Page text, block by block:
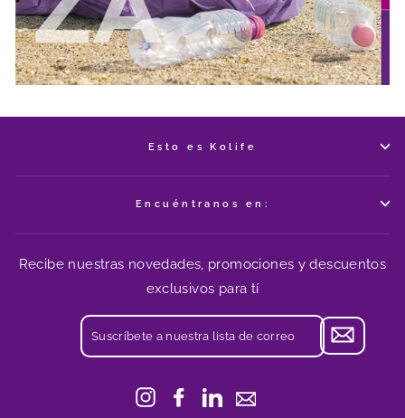
Esto es Kolife
Encuéntranos en:
Recibe nuestras novedades, promociones y descuentos
exclusivos para tí
SUSCRÍBETE
NUESTRA
InstagramFacebook
LinkedIn